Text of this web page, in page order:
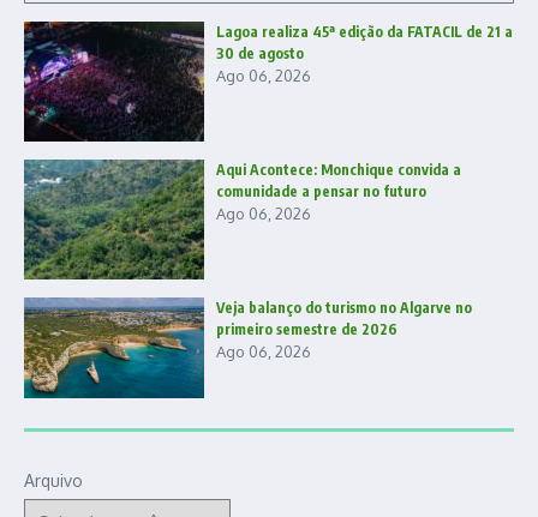
Lagoa realiza 45ª edição da FATACIL de 21 a
30 de agosto
Ago 06, 2026
Aqui Acontece: Monchique convida a
comunidade a pensar no futuro
Ago 06, 2026
Veja balanço do turismo no Algarve no
primeiro semestre de 2026
Ago 06, 2026
Arquivo